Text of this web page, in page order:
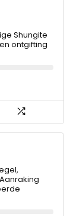
Shungite
ontgifting